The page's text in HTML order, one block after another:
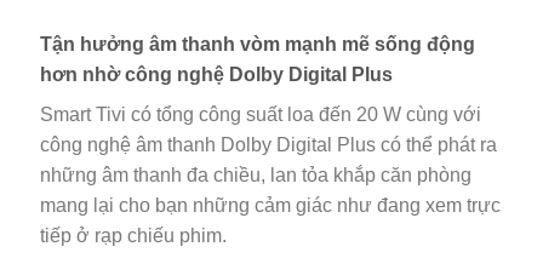
Tận hưởng âm thanh vòm mạnh mẽ sống động
hơn nhờ công nghệ Dolby Digital Plus
Smart Tivi có tổng công suất loa đến 20 W cùng với
công nghệ âm thanh Dolby Digital Plus có thể phát ra
những âm thanh đa chiều, lan tỏa khắp căn phòng
mang lại cho bạn những cảm giác như đang xem trực
tiếp ở rạp chiếu phim.